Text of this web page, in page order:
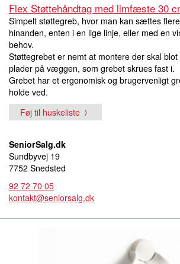
Flex Støttehåndtag med limfæste 30
Simpelt støttegreb, hvor man kan sættes
hinanden, enten i en lige linje, eller med en
behov.
Støttegrebet er nemt at montere der skal
plader på væggen, som grebet skrues fast i.
Grebet har et ergonomisk og brugervenligt
holde ved.
Føj til huskeliste
SeniorSalg.dk
Sundbyvej 19
7752 Snedsted
92 72 70 05
kontakt@seniorsalg.dk